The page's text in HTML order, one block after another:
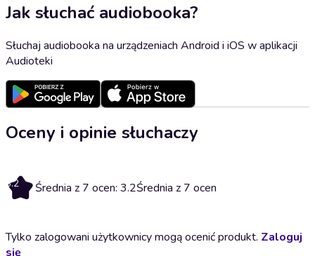
Jak słuchać audiobooka?
Słuchaj audiobooka na urządzeniach Android i iOS w aplikacji
Audioteki
Oceny i opinie słuchaczy
3.2 Średnia z 7 ocen: 3.2Średnia z 7 ocen
Tylko zalogowani użytkownicy mogą ocenić produkt. Zaloguj
się